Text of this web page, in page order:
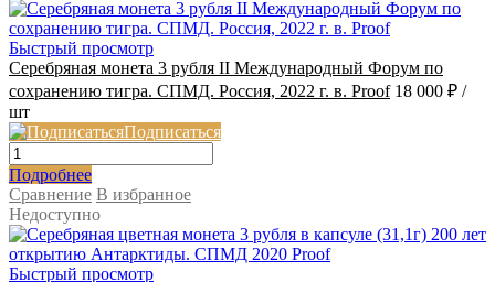
Быстрый просмотр
Серебряная монета 3 рубля II Международный Форум по
сохранению тигра. СПМД. Россия, 2022 г. в. Proof 18 000 ₽ /
шт
Подписаться
Подробнее
Сравнение В избранное
Недоступно
Быстрый просмотр